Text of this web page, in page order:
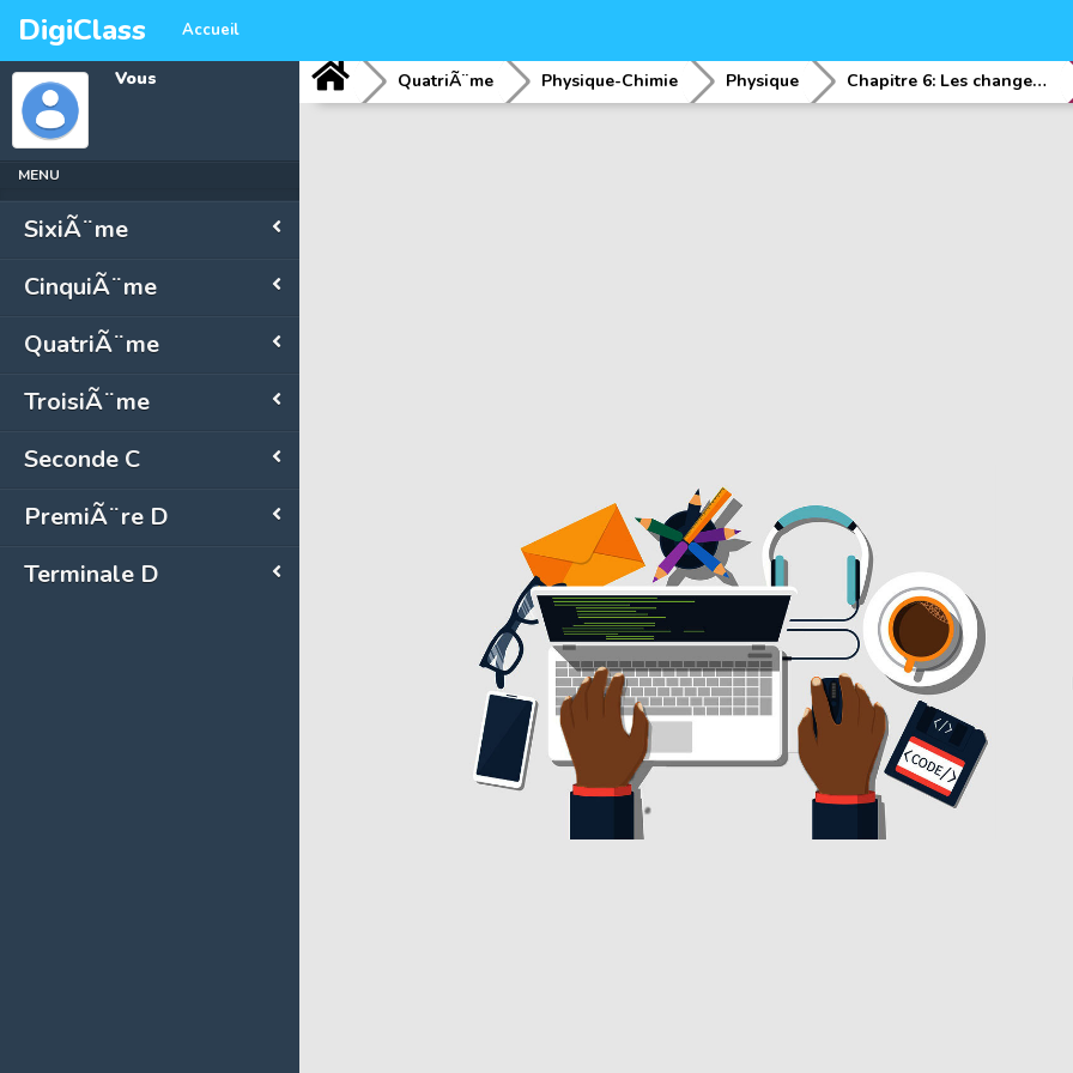
DigiClass Accueil
Vous
MENU
SixiÃ¨me
CinquiÃ¨me
QuatriÃ¨me
TroisiÃ¨me
Seconde C
PremiÃ¨re D
Terminale D
QuatriÃ¨me Physique-Chimie Physique Chapitre 6: Les changements dâ€™Ã©tat physique